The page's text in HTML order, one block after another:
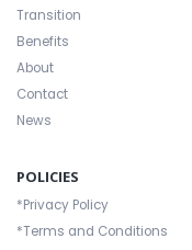
Transition
Benefits
About
Contact
News
POLICIES
*Privacy Policy
*Terms and Conditions